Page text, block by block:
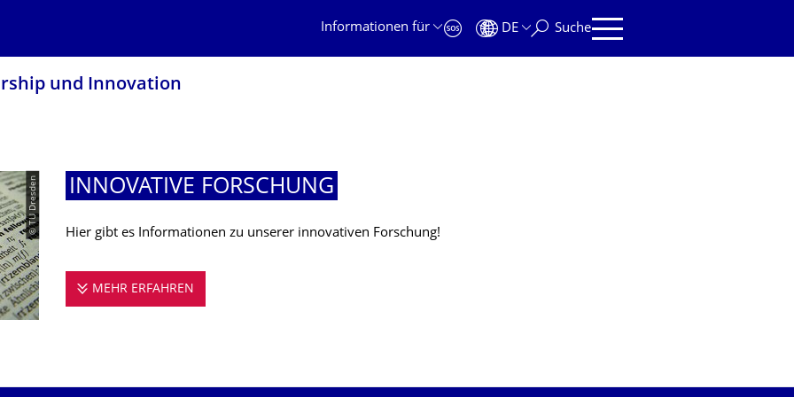
Informationen für
DE Suche
und Innovation
© TU Dresden INNOVATIVE FORSCHUNG
Hier gibt es Informationen zu unserer innovativen Forschung!
MEHR ERFAHREN